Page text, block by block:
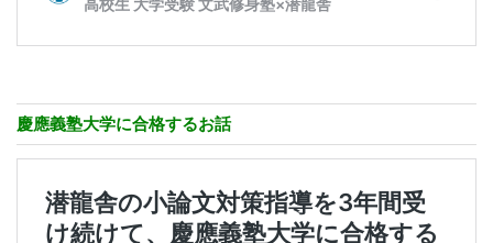
慶應義塾大学に合格するお話